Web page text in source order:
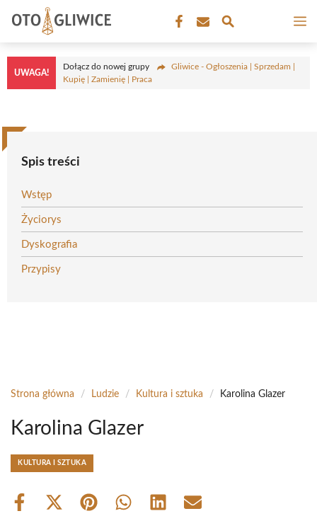
treści
UWAGA!
Dołącz do nowej grupy
Gliwice - Ogłoszenia | Sprzedam |
Kupię | Zamienię | Praca
Spis treści
Wstęp
Życiorys
Dyskografia
Przypisy
Strona główna / Ludzie / Kultura i sztuka / Karolina Glazer
Karolina Glazer
KULTURA I SZTUKA
Share
Share Share Share Share Share